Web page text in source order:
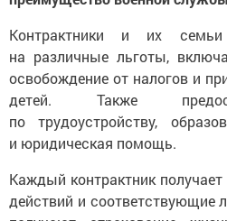
на различные льготы,
освобождение от налогов и
детей. Также
по трудоустройству,
и юридическая помощь.
действий и соответствующие
получают страхование